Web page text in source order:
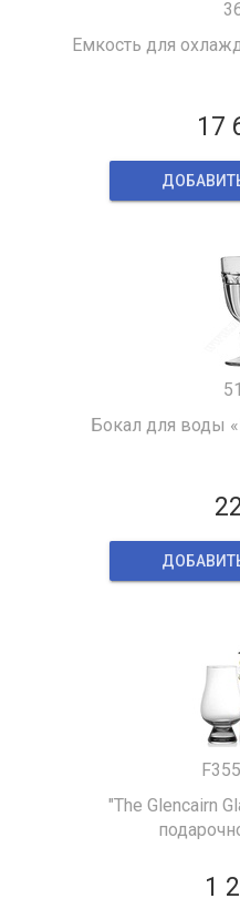
Емкость для
17
Бокал для воды
"The Glencairn
1